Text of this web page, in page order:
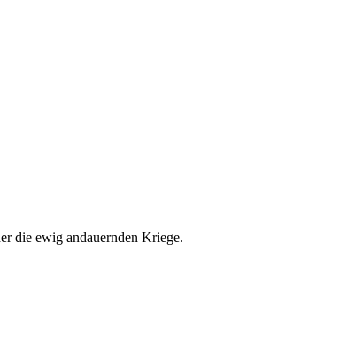
die ewig andauernden Kriege.